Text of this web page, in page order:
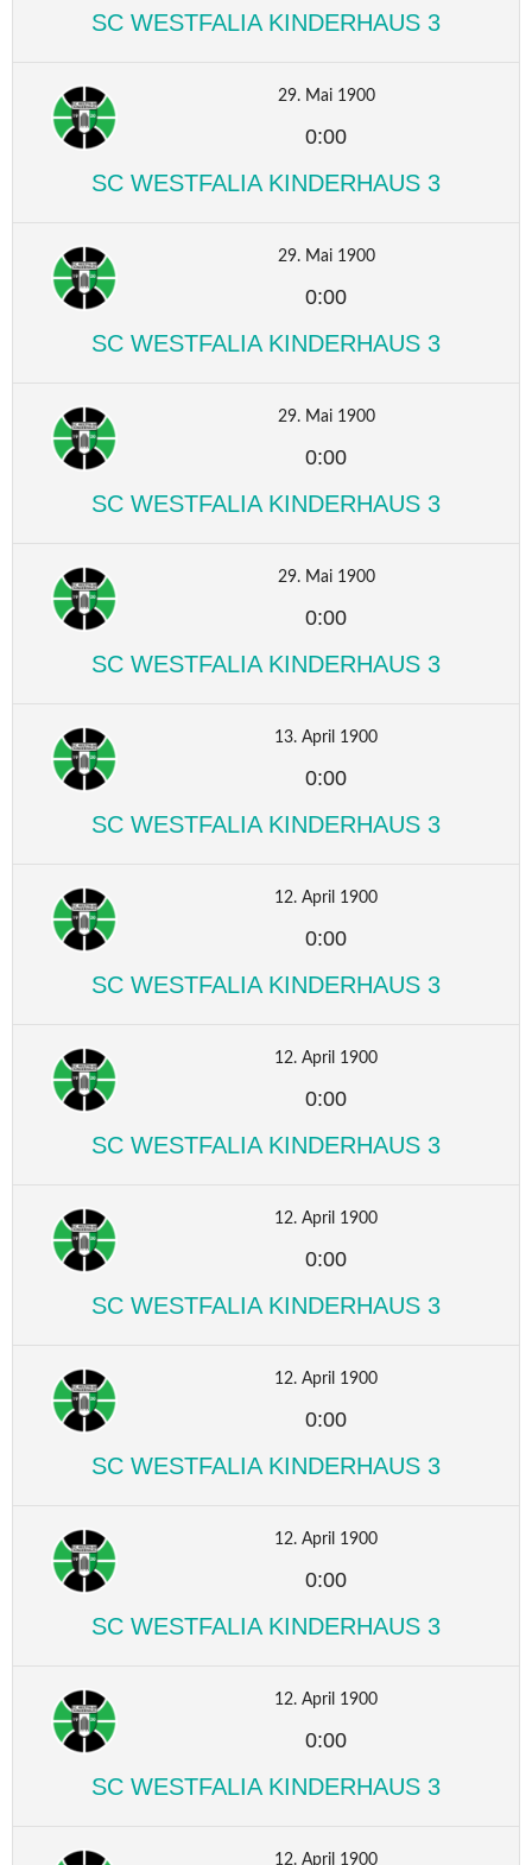
SC WESTFALIA KINDERHAUS 3
29. Mai 1900
0:00
SC WESTFALIA KINDERHAUS 3
29. Mai 1900
0:00
SC WESTFALIA KINDERHAUS 3
29. Mai 1900
0:00
SC WESTFALIA KINDERHAUS 3
29. Mai 1900
0:00
SC WESTFALIA KINDERHAUS 3
13. April 1900
0:00
SC WESTFALIA KINDERHAUS 3
12. April 1900
0:00
SC WESTFALIA KINDERHAUS 3
12. April 1900
0:00
SC WESTFALIA KINDERHAUS 3
12. April 1900
0:00
SC WESTFALIA KINDERHAUS 3
12. April 1900
0:00
SC WESTFALIA KINDERHAUS 3
12. April 1900
0:00
SC WESTFALIA KINDERHAUS 3
12. April 1900
0:00
SC WESTFALIA KINDERHAUS 3
12. April 1900